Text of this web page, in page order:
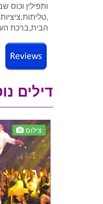
ותפילין וכוס
הבית,ברכת
דילים
צילום